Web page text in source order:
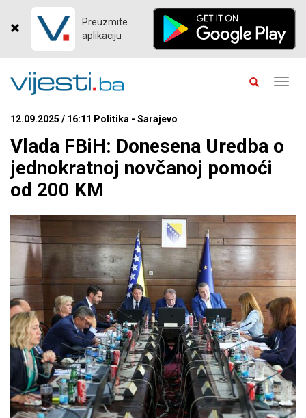
Preuzmite
aplikaciju
12.09.2025 / 16:11 Politika - Sarajevo
Vlada FBiH: Donesena Uredba o
jednokratnoj novčanoj pomoći
od 200 KM